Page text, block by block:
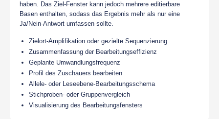
haben. Das Ziel-Fenster kann jedoch mehrere editierbare
Basen enthalten, sodass das Ergebnis mehr als nur eine
Ja/Nein-Antwort umfassen sollte.
Zielort-Amplifikation oder gezielte Sequenzierung
Zusammenfassung der Bearbeitungseffizienz
Geplante Umwandlungsfrequenz
Profil des Zuschauers bearbeiten
Allele- oder Leseebene-Bearbeitungsschema
Stichproben- oder Gruppenvergleich
Visualisierung des Bearbeitungsfensters